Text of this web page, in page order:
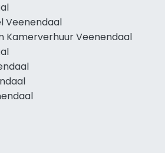
Veenendaal
Veenendaal